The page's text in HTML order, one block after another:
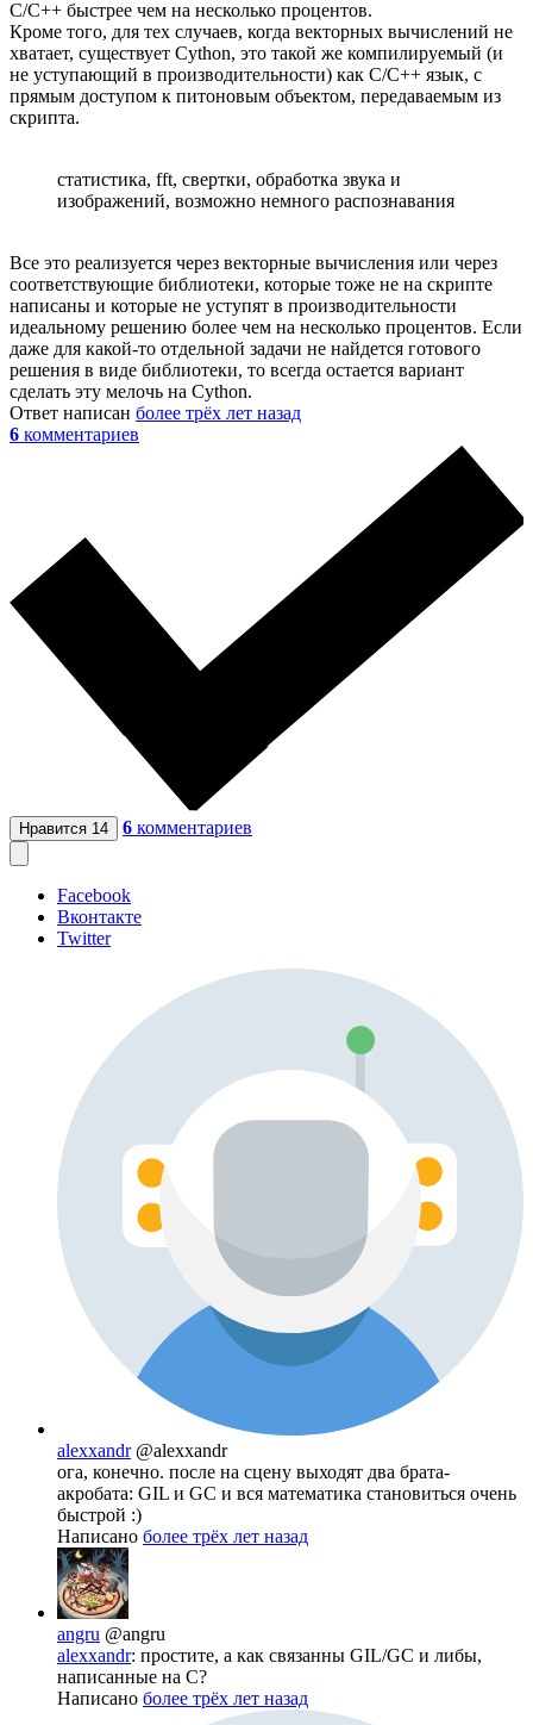
C/C++ быстрее чем на несколько процентов.
Кроме того, для тех случаев, когда векторных вычислений не
хватает, существует Cython, это такой же компилируемый (и
не уступающий в производительности) как C/C++ язык, с
прямым доступом к питоновым объектом, передаваемым из
скрипта.
статистика, fft, свертки, обработка звука и
изображений, возможно немного распознавания
Все это реализуется через векторные вычисления или через
соответствующие библиотеки, которые тоже не на скрипте
написаны и которые не уступят в производительности
идеальному решению более чем на несколько процентов. Если
даже для какой-то отдельной задачи не найдется готового
решения в виде библиотеки, то всегда остается вариант
сделать эту мелочь на Cython.
Ответ написан более трёх лет назад
6 комментариев
Нравится 14 6 комментариев
Facebook
Вконтакте
Twitter
alexxandr @alexxandr
ога, конечно. после на сцену выходят два брата-
акробата: GIL и GC и вся математика становиться очень
быстрой :)
Написано более трёх лет назад
angru @angru
alexxandr: простите, а как связанны GIL/GC и либы,
написанные на C?
Написано более трёх лет назад